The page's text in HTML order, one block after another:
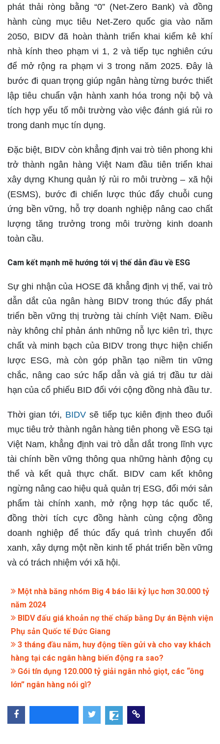
phát thải ròng bằng “0” (Net-Zero Bank) và đồng
hành cùng mục tiêu Net-Zero quốc gia vào năm
2050, BIDV đã hoàn thành triển khai kiểm kê khí
nhà kính theo phạm vi 1, 2 và tiếp tục nghiên cứu
để mở rộng ra phạm vi 3 trong năm 2025. Đây là
bước đi quan trọng giúp ngân hàng từng bước thiết
lập tiêu chuẩn vận hành xanh hóa trong nội bộ và
tích hợp yếu tố môi trường vào việc đánh giá rủi ro
trong danh mục tín dụng.
Đặc biệt, BIDV còn khẳng định vai trò tiên phong khi
trở thành ngân hàng Việt Nam đầu tiên triển khai
xây dựng Khung quản lý rủi ro môi trường – xã hội
(ESMS), bước đi chiến lược thúc đẩy chuỗi cung
ứng bền vững, hỗ trợ doanh nghiệp nâng cao chất
lượng tăng trưởng trong môi trường kinh doanh
toàn cầu.
Cam kết mạnh mẽ hướng tới vị thế dẫn đầu về ESG
Sự ghi nhận của HOSE đã khẳng định vị thế, vai trò
dẫn dắt của ngân hàng BIDV trong thúc đẩy phát
triển bền vững thị trường tài chính Việt Nam. Điều
này không chỉ phản ánh những nỗ lực kiên trì, thực
chất và minh bạch của BIDV trong thực hiện chiến
lược ESG, mà còn góp phần tạo niềm tin vững
chắc, nâng cao sức hấp dẫn và giá trị đầu tư dài
hạn của cổ phiếu BID đối với cộng đồng nhà đầu tư.
Thời gian tới, BIDVsẽ tiếp tục kiên định theo đuổi
mục tiêu trở thành ngân hàng tiên phong về ESG tại
Việt Nam, khẳng định vai trò dẫn dắt trong lĩnh vực
tài chính bền vững thông qua những hành động cụ
thể và kết quả thực chất. BIDV cam kết không
ngừng nâng cao hiệu quả quản trị ESG, đổi mới sản
phẩm tài chính xanh, mở rộng hợp tác quốc tế,
đồng thời tích cực đồng hành cùng cộng đồng
doanh nghiệp để thúc đẩy quá trình chuyển đổi
xanh, xây dựng một nền kinh tế phát triển bền vững
và có trách nhiệm với xã hội.
Một nhà băng nhóm Big 4 báo lãi kỷ lục hơn 30.000 tỷ
năm 2024
BIDV đấu giá khoản nợ thế chấp bằng Dự án Bệnh viện
Phụ sản Quốc tế Đức Giang
3 tháng đầu năm, huy động tiền gửi và cho vay khách
hàng tại các ngân hàng biến động ra sao?
Gói tín dụng 120.000 tỷ giải ngân nhỏ giọt, các “ông
lớn” ngân hàng nói gì?